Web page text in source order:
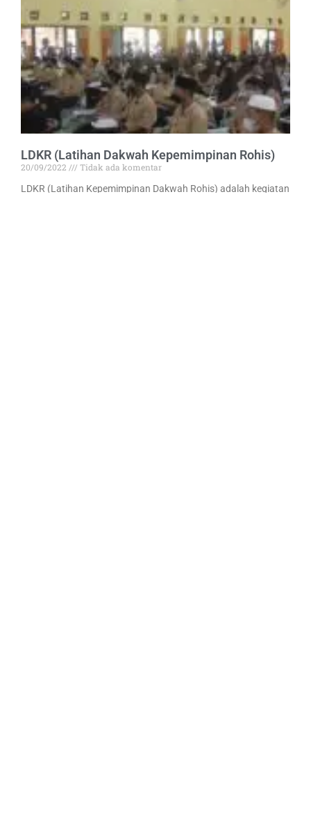
LDKR (Latihan Dakwah Kepemimpinan Rohis)
20/09/2022
Tidak ada komentar
LDKR (Latihan Kepemimpinan Dakwah Rohis) adalah kegiatan